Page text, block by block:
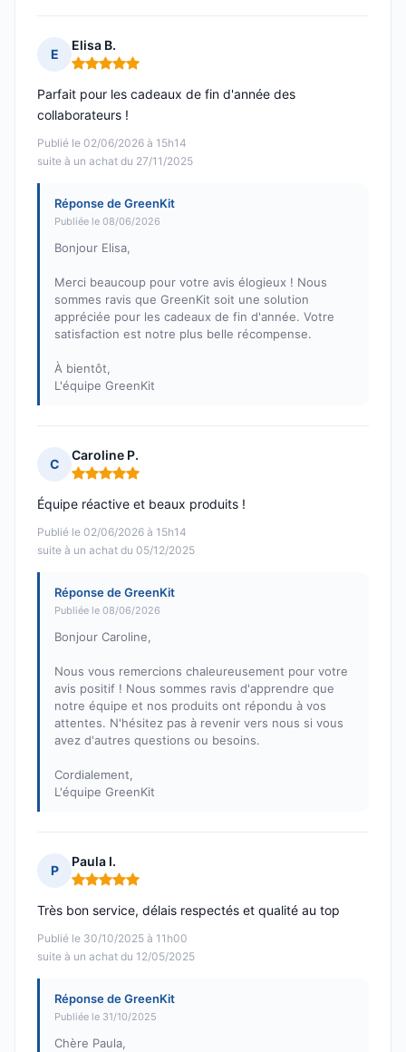
E
Elisa B.
Note : 5 sur 5
Publié le 02/06/2026 à 15h14
suite à un achat du 27/11/2025
Parfait pour les cadeaux de fin d'année des
collaborateurs !
Réponse de GreenKit
Publiée le 08/06/2026
Bonjour Elisa,
Merci beaucoup pour votre avis élogieux ! Nous
sommes ravis que GreenKit soit une solution
appréciée pour les cadeaux de fin d'année. Votre
satisfaction est notre plus belle récompense.
À bientôt,
L'équipe GreenKit
C
Caroline P.
Note : 5 sur 5
Publié le 02/06/2026 à 15h14
suite à un achat du 05/12/2025
Équipe réactive et beaux produits !
Réponse de GreenKit
Publiée le 08/06/2026
Bonjour Caroline,
Nous vous remercions chaleureusement pour votre
avis positif ! Nous sommes ravis d'apprendre que
notre équipe et nos produits ont répondu à vos
attentes. N'hésitez pas à revenir vers nous si vous
avez d'autres questions ou besoins.
Cordialement,
L'équipe GreenKit
P
Paula I.
Note : 5 sur 5
Publié le 30/10/2025 à 11h00
suite à un achat du 12/05/2025
Très bon service, délais respectés et qualité au top
Réponse de GreenKit
Publiée le 31/10/2025
Chère Paula,